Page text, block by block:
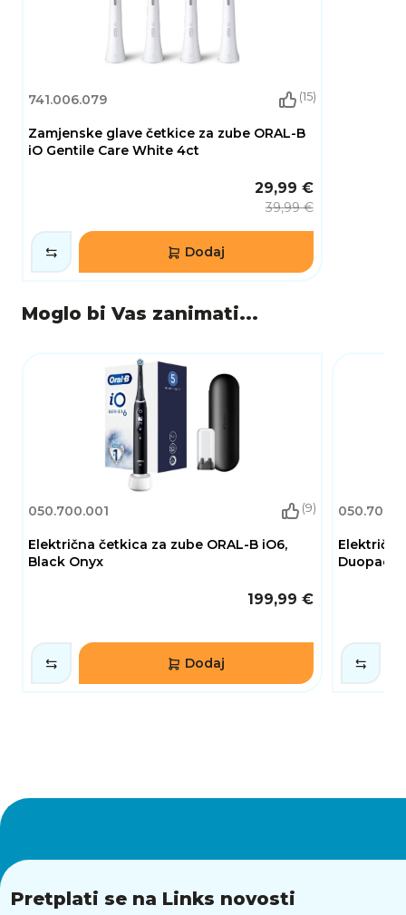
741.006.079 (15)
Zamjenske glave četkice za zube ORAL-B
iO Gentile Care White 4ct
29,99 €
39,99 €
Dodaj
Moglo bi Vas zanimati...
050.700.001 (9)
Električna četkica za zube ORAL-B iO6,
Black Onyx
199,99 €
Dodaj
Pretplati se na Links novosti